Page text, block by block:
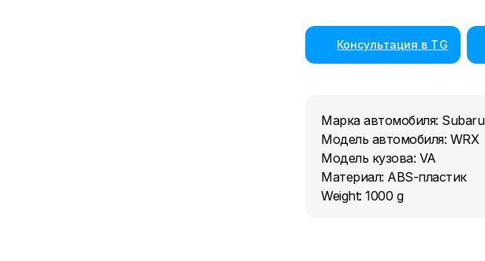
Консультация в TG
Марка автомобиля: Subaru
Модель автомобиля: WRX
Модель кузова: VA
Материал: ABS-пластик
Weight: 1000 g